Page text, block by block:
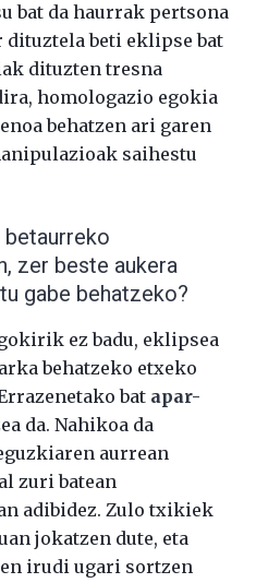
bat da haurrak pertsona
beti eklipse bat
dituzten tresna
homologazio egokia
behatzen ari garen
saihestu
zer beste aukera
gabe behatzeko?
ez badu, eklipsea
behatzeko etxeko
bat apar-
da. Nahikoa da
aurrean
zuri batean
adibidez. Zulo txikiek
jokatzen dute, eta
irudi ugari sortzen